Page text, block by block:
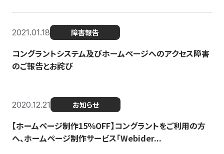
2021.01.18 障害報告
コングラントシステム及びホームページへのアクセス障害
のご報告とお詫び
2020.12.21 お知らせ
【ホームページ制作15％OFF】コングラントをご利用の方
へ、ホームページ制作サービス「Webider...